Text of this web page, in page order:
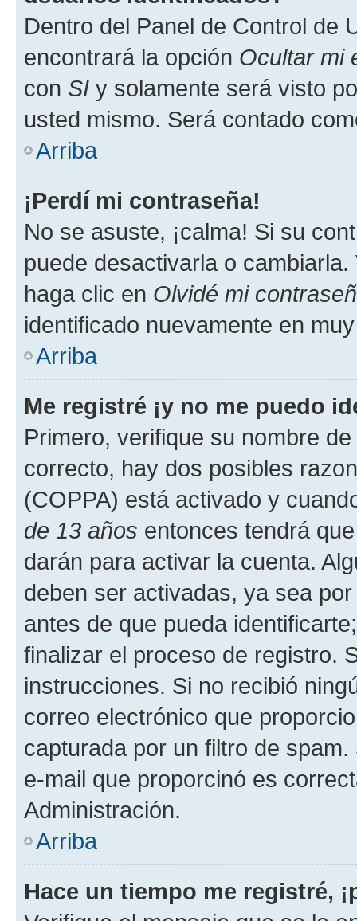
Dentro del Panel de Control de
encontrará la opción Ocultar mi
con SI y solamente será visto
usted mismo. Será contado
Arriba
¡Perdí mi contraseña!
No se asuste, ¡calma! Si su
puede desactivarla o
haga clic en Olvidé mi
identificado nuevamente en
Arriba
Me registré ¡y no me puedo
Primero, verifique su nombre
correcto, hay dos posibles
(COPPA) está activado y
de 13 años entonces tendrá
darán para activar la cuenta.
deben ser activadas, ya sea
antes de que pueda
finalizar el proceso de registro.
instrucciones. Si no recibió
correo electrónico que
capturada por un filtro de
e-mail que proporcinó es
Administración.
Arriba
Hace un tiempo me registré,